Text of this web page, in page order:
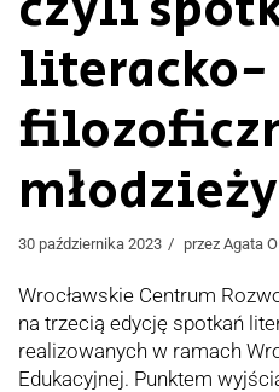
literacko-
młodzieży
30 października 2023 przez Agata
Wrocławskie Centrum
na trzecią edycję spotkań
realizowanych w ramach
Edukacyjnej. Punktem